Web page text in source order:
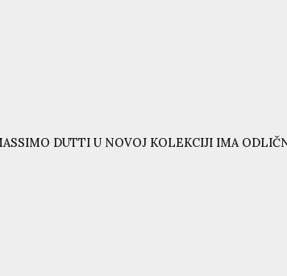
DUTTI U NOVOJ KOLEKCIJI IMA